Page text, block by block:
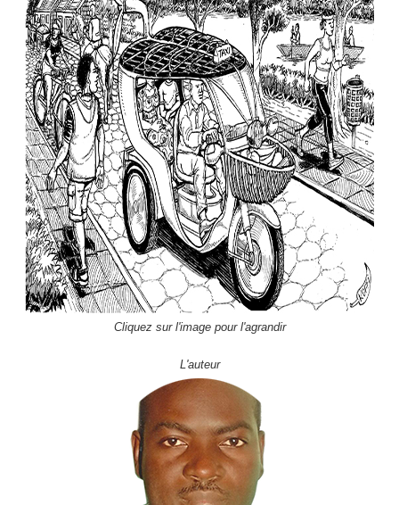
Cliquez sur l'image pour l'agrandir
L'auteur